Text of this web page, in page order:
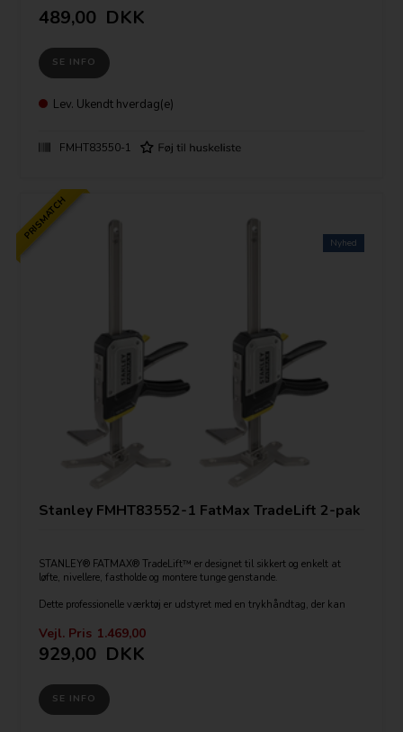
plademateriale eller møbler.
489,00 DKK
SE INFO
Lev. Ukendt hverdag(e)
FMHT83550-1
PRISMATCH
Nyhed
Stanley FMHT83552-1 FatMax TradeLift 2-pak
STANLEY® FATMAX® TradeLift™ er designet til sikkert og enkelt at
løfte, nivellere, fastholde og montere tunge genstande.
Dette professionelle værktøj er udstyret med en trykhåndtag, der kan
at påføre tryk på håndtaget for nemmere løft af eksempelvis apparater,
plademateriale eller møbler.
Vejl. Pris 1.469,00
929,00 DKK
SE INFO